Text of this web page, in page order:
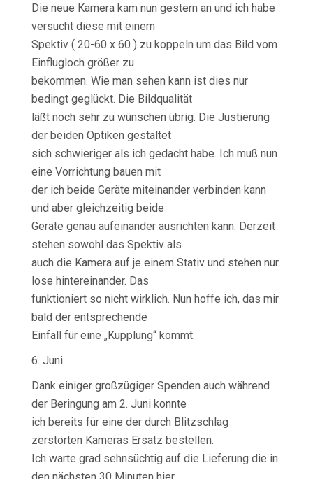
Die neue Kamera kam nun gestern an und ich habe
versucht diese mit einem
Spektiv ( 20-60 x 60 ) zu koppeln um das Bild vom
Einflugloch größer zu
bekommen. Wie man sehen kann ist dies nur
bedingt geglückt. Die Bildqualität
läßt noch sehr zu wünschen übrig. Die Justierung
der beiden Optiken gestaltet
sich schwieriger als ich gedacht habe. Ich muß nun
eine Vorrichtung bauen mit
der ich beide Geräte miteinander verbinden kann
und aber gleichzeitig beide
Geräte genau aufeinander ausrichten kann. Derzeit
stehen sowohl das Spektiv als
auch die Kamera auf je einem Stativ und stehen nur
lose hintereinander. Das
funktioniert so nicht wirklich. Nun hoffe ich, das mir
bald der entsprechende
Einfall für eine „Kupplung“ kommt.
6. Juni
Dank einiger großzügiger Spenden auch während
der Beringung am 2. Juni konnte
ich bereits für eine der durch Blitzschlag
zerstörten Kameras Ersatz bestellen.
Ich warte grad sehnsüchtig auf die Lieferung die in